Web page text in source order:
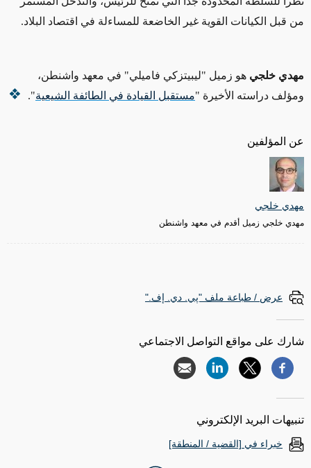
عن المؤلفين
مهدي خلجي
مهدي خلجي زميل أقدم في معهد واشنطن
من قبل الكيانات القوية غير الخاضعة للمساءلة في اقتصاد البلاد.
مهدي خلجي هو زميل "ليبيتزكي فاميلي" في معهد واشنطن،
ومؤلف دراسته الأخيرة "مستقبل القيادة في الطائفة الشيعية".
عرض / طباعة ملف "پي. دي. إف."
شارك على مواقع التواصل الاجتماعي
تنبيهات البريد الإلكتروني
خبراء في [القضية / المنطقة]